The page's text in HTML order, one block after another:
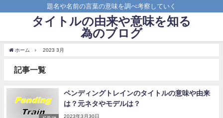
題名や名前の言葉の意味を調べ考察していく
タイトルの由来や意味を知る
為のブログ
ホーム 2023 3月
記事一覧
ペンディングトレインのタイトルの意味や由来
は？元ネタやモデルは？
2023年3月30日